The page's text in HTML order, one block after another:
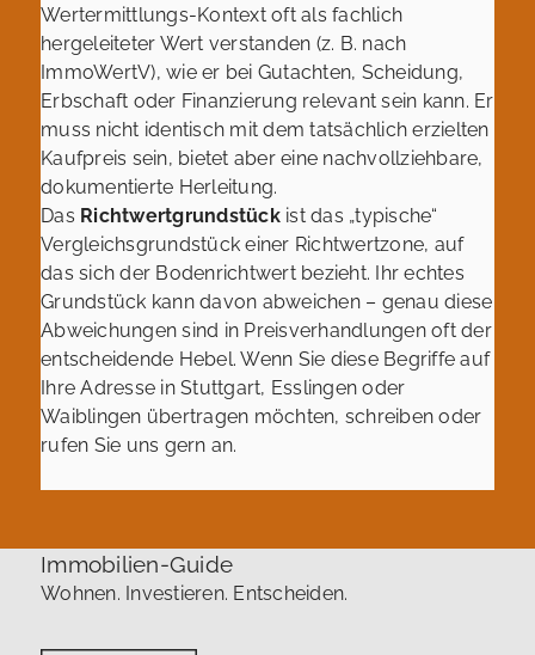
Wertermittlungs-Kontext oft als fachlich
hergeleiteter Wert verstanden (z. B. nach
ImmoWertV), wie er bei Gutachten, Scheidung,
Erbschaft oder Finanzierung relevant sein kann. Er
muss nicht identisch mit dem tatsächlich erzielten
Kaufpreis sein, bietet aber eine nachvollziehbare,
dokumentierte Herleitung.
Das Richtwertgrundstückist das „typische“
Vergleichsgrundstück einer Richtwertzone, auf
das sich der Bodenrichtwert bezieht. Ihr echtes
Grundstück kann davon abweichen – genau diese
Abweichungen sind in Preisverhandlungen oft der
entscheidende Hebel. Wenn Sie diese Begriffe auf
Ihre Adresse in Stuttgart, Esslingen oder
Waiblingen übertragen möchten, schreiben oder
rufen Sie uns gern an.
Immobilien-Guide
Wohnen. Investieren. Entscheiden.